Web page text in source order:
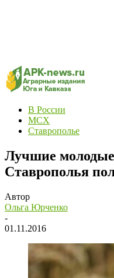
В России
МСХ
Ставрополье
Лучшие
Ставрополья
Автор
Ольга Юрченко
-
01.11.2016